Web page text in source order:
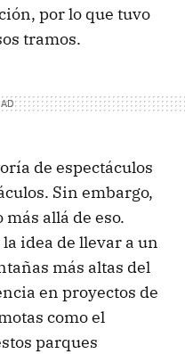
por lo que tuvo
tramos.
de espectáculos
Sin embargo,
allá de eso.
idea de llevar a un
más altas del
en proyectos de
como el
parques